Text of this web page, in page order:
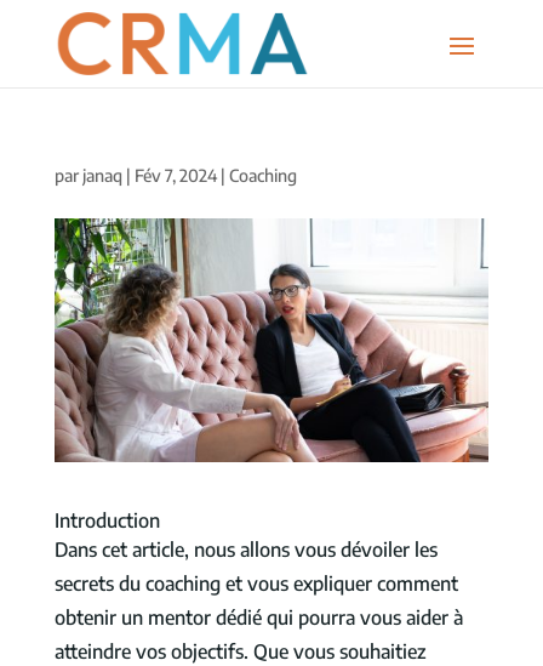
par janaq | Fév 7, 2024| Coaching
Introduction
Dans cet article, nous allons vous dévoiler les
secrets du coaching et vous expliquer comment
obtenir un mentor dédié qui pourra vous aider à
atteindre vos objectifs. Que vous souhaitiez